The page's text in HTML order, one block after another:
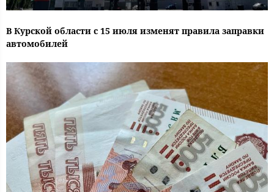
В Курской области с 15 июля изменят правила заправки
автомобилей